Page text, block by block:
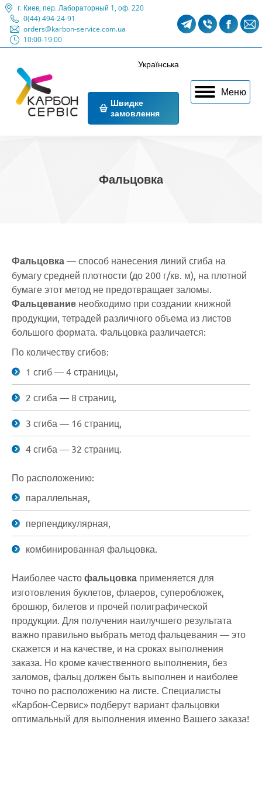
г. Киев, пер. Лабораторный 1, оф. 220
0(44) 494-24-91
orders@karbon-service.com.ua
10:00-19:00
Telegram
in
new
Viber
in
new
in
new
Меню
Українська
Швидке
замовлення
Фальцовка
Фальцовка — способ нанесения линий сгиба на
бумагу средней плотности (до 200 г/кв. м), на плотной
бумаге этот метод не предотвращает заломы.
Фальцевание необходимо при создании книжной
продукции, тетрадей различного объема из листов
большого формата. Фальцовка различается:
По количеству сгибов:
1 сгиб — 4 страницы,
2 сгиба — 8 страниц,
3 сгиба — 16 страниц,
4 сгиба — 32 страниц.
По расположению:
параллельная,
перпендикулярная,
комбинированная фальцовка.
Наиболее часто фальцовка применяется для
изготовления буклетов, флаеров, суперобложек,
брошюр, билетов и прочей полиграфической
продукции. Для получения наилучшего результата
важно правильно выбрать метод фальцевания — это
скажется и на качестве, и на сроках выполнения
заказа. Но кроме качественного выполнения, без
заломов, фальц должен быть выполнен и наиболее
точно по расположению на листе. Специалисты
«Карбон-Сервис» подберут вариант фальцовки
оптимальный для выполнения именно Вашего заказа!